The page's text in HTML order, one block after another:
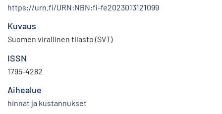
https://urn.fi/URN:NBN:fi-fe2023013121099
Kuvaus
Suomen virallinen tilasto (SVT)
ISSN
1795-4282
Aihealue
hinnat ja kustannukset